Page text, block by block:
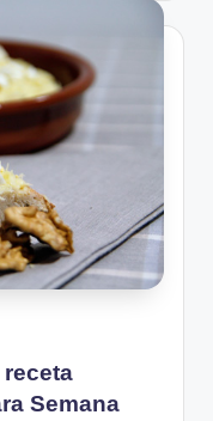
Semana